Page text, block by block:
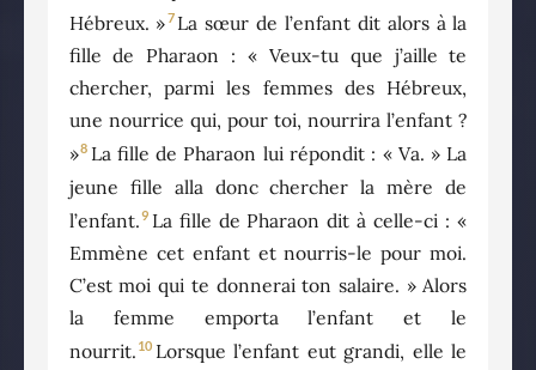
Hébreux. »7 La sœur de l’enfant dit alors à la
fille de Pharaon : « Veux-tu que j’aille te
chercher, parmi les femmes des Hébreux,
une nourrice qui, pour toi, nourrira l’enfant ?
»8 La fille de Pharaon lui répondit : « Va. » La
jeune fille alla donc chercher la mère de
l’enfant.9 La fille de Pharaon dit à celle-ci : «
Emmène cet enfant et nourris-le pour moi.
C’est moi qui te donnerai ton salaire. » Alors
la femme emporta l’enfant et le
nourrit. 10 Lorsque l’enfant eut grandi, elle le